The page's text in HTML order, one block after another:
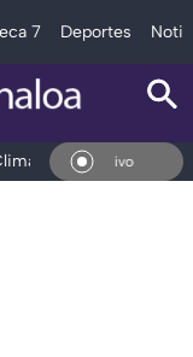
7 Deportes
Deportes
En Vivo